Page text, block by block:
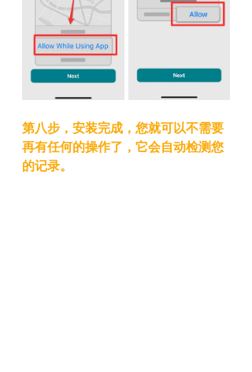
第八步，安装完成，您就可以不需要
再有任何的操作了，它会自动检测您
的记录。